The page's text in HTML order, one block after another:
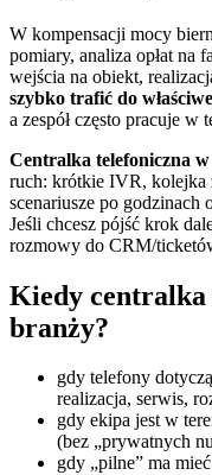
W kompensacji mocy
pomiary, analiza opłat na
wejścia na obiekt,
szybko trafić do
a zespół często pracuje w
Centralka telefoniczna
ruch: krótkie IVR, kolejka
scenariusze po godzinach
Jeśli chcesz pójść krok
rozmowy do CRM/
Kiedy centralka
branży?
gdy telefony
realizacja, serwis,
gdy ekipa jest w
(bez „prywatnych
gdy „pilne” ma